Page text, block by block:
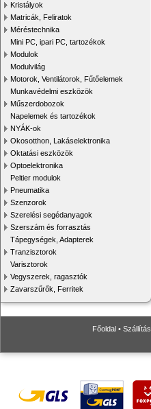
Kristályok
Matricák, Feliratok
Méréstechnika
Mini PC, ipari PC, tartozékok
Modulok
Modulvilág
Motorok, Ventilátorok, Fűtőelemek
Munkavédelmi eszközök
Műszerdobozok
Napelemek és tartozékok
NYÁK-ok
Okosotthon, Lakáselektronika
Oktatási eszközök
Optoelektronika
Peltier modulok
Pneumatika
Szenzorok
Szerelési segédanyagok
Szerszám és forrasztás
Tápegységek, Adapterek
Tranzisztorok
Varisztorok
Vegyszerek, ragasztók
Zavarszűrők, Ferritek
Főoldal • Szállítás